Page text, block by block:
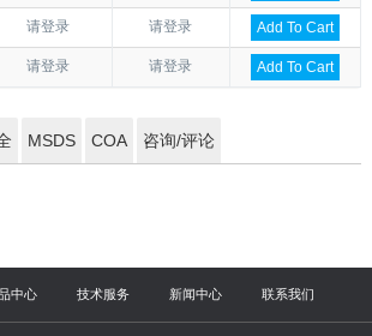
请登录 请登录 Add To Cart
请登录 请登录 Add To Cart
MSDS COA 咨询/评论
中心 技术服务 新闻中心 联系我们